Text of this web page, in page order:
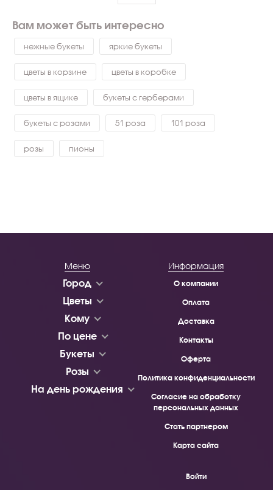
Вам может быть интересно
нежные букеты яркие букеты
цветы в корзине цветы в коробке
цветы в ящике букеты с герберами
букеты с розами 51 роза 101 роза
розы пионы
Меню
Город
Цветы
Кому
По цене
Букеты
Розы
На день рождения
Информация
О компании
Оплата
Доставка
Контакты
Оферта
Политика конфиденциальности
Согласие на обработку
персональных данных
Стать партнером
Карта сайта
Войти